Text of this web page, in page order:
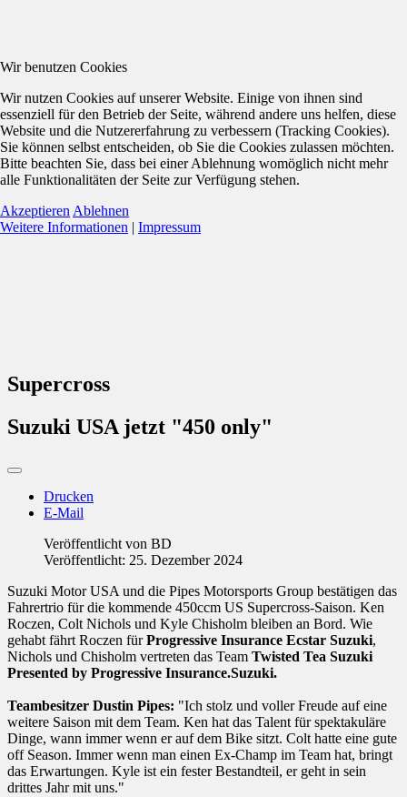
Supercross
Suzuki USA jetzt "450 only"
Drucken
E-Mail
Veröffentlicht von BD
Veröffentlicht: 25. Dezember 2024
Suzuki Motor USA und die Pipes Motorsports Group bestätigen das
Fahrertrio für die kommende 450ccm US Supercross-Saison. Ken
Roczen, Colt Nichols und Kyle Chisholm bleiben an Bord. Wie
gehabt fährt Roczen fürProgressive Insurance Ecstar Suzuki,
Nichols und Chisholm vertreten das Team Twisted Tea Suzuki
Presented by Progressive Insurance.Suzuki.
Teambesitzer Dustin Pipes: "Ich stolz und voller Freude auf eine
weitere Saison mit dem Team. Ken hat das Talent für spektakuläre
Dinge, wann immer wenn er auf dem Bike sitzt. Colt hatte eine gute
off Season. Immer wenn man einen Ex-Champ im Team hat, bringt
das Erwartungen. Kyle ist ein fester Bestandteil, er geht in sein
drittes Jahr mit uns."
Wir benutzen Cookies
Wir nutzen Cookies auf unserer Website. Einige von ihnen sind
essenziell für den Betrieb der Seite, während andere uns helfen, diese
Website und die Nutzererfahrung zu verbessern (Tracking Cookies).
Sie können selbst entscheiden, ob Sie die Cookies zulassen möchten.
Bitte beachten Sie, dass bei einer Ablehnung womöglich nicht mehr
alle Funktionalitäten der Seite zur Verfügung stehen.
Akzeptieren Ablehnen
Weitere Informationen | Impressum